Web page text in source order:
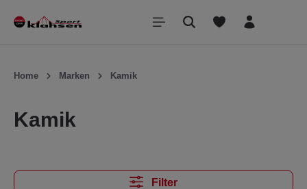
springen
Home Marken Kamik
Kamik
Filter